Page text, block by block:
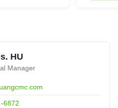
HU
Manager
6872